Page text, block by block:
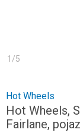
1 /5
Hot Wheels
Hot Wheels,
Fairlane,